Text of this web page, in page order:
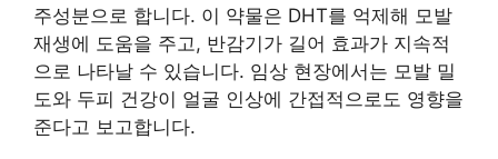
주성분으로 합니다. 이 약물은 DHT를 억제해 모발
재생에 도움을 주고, 반감기가 길어 효과가 지속적
으로 나타날 수 있습니다. 임상 현장에서는 모발 밀
도와 두피 건강이 얼굴 인상에 간접적으로도 영향을
준다고 보고합니다.